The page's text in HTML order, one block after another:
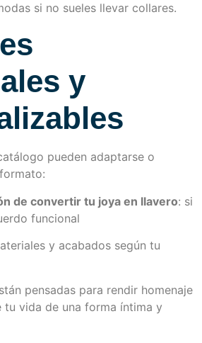
si no sueles llevar collares.
y
pueden adaptarse o
de convertir tu joya en llavero: si
funcional
y acabados según tu
pensadas para rendir homenaje
tu vida de una forma íntima y